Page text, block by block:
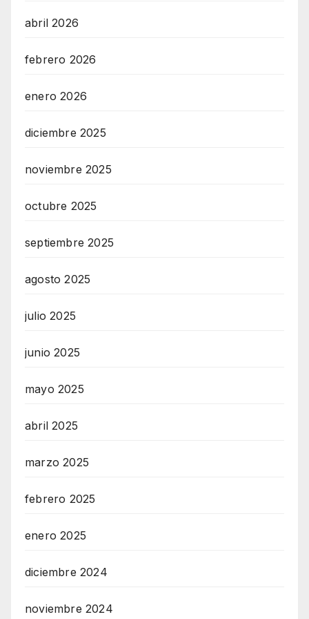
abril 2026
febrero 2026
enero 2026
diciembre 2025
noviembre 2025
octubre 2025
septiembre 2025
agosto 2025
julio 2025
junio 2025
mayo 2025
abril 2025
marzo 2025
febrero 2025
enero 2025
diciembre 2024
noviembre 2024